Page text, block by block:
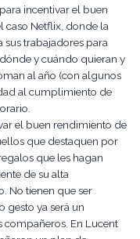
incentivar el buen
caso Netflix, donde la
trabajadores para
y cuándo quieran y
al año (con algunos
al cumplimiento de
el buen rendimiento de
que destaquen por
que les hagan
de su alta
No tienen que ser
gesto ya será un
compañeros. En Lucent